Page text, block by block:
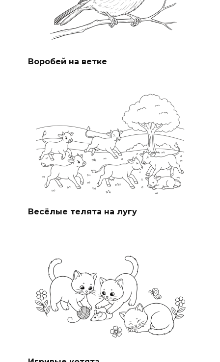
Воробей на ветке
Весёлые телята на лугу